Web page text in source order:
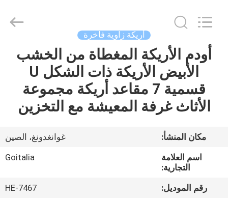
منزل
منتجات
فيديو
معلومات
Limited.
أريكة زاوية فاخرة
أودم الأريكة المغطاة من الخشب
الأبيض الأريكة ذات الشكل U
قسمية 7 مقاعد أريكة مجموعة
الأثاث غرفة المعيشة مع التخزين
مكان المنشأ:
غوانغدونغ، الصين
اسم العلامة
التجارية:
Goitalia
رقم الموديل:
HE-7467